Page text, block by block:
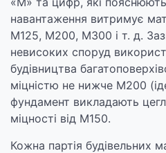
навантаження витримує
М125, М200, М300 і т. д.
невисоких споруд
будівництва
міцністю не нижче М200
фундамент викладають
міцності від М150.
Кожна партія будівельних